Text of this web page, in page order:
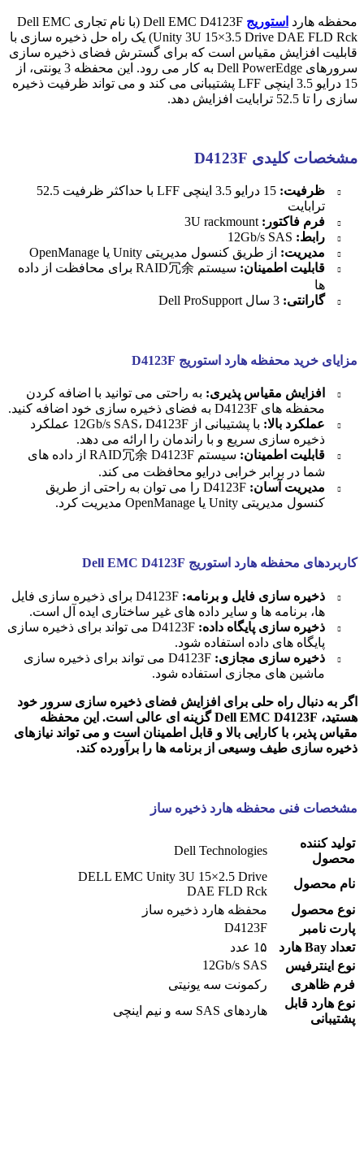
محفظه هارد استوریج
Dell EMC D4123F (با نام تجاری Dell EMC
Unity 3U 15×3.5 Drive DAE FLD Rck) یک راه حل ذخیره سازی با
قابلیت افزایش مقیاس است که برای گسترش فضای ذخیره سازی
سرورهای Dell PowerEdge به کار می رود. این محفظه 3 یونتی، از
15 درایو 3.5 اینچی LFF پشتیبانی می کند و می تواند ظرفیت ذخیره
سازی را تا 52.5 ترابایت افزایش دهد.
مشخصات کلیدی D4123F
ظرفیت:
15 درایو 3.5 اینچی LFF با حداکثر ظرفیت 52.5
ترابایت
فرم فاکتور:
رابط:
مدیریت: از طریق کنسول مدیریتی Unity یا OpenManage
قابلیت اطمینان:
سیستم RAID冗余 برای محافظت از داده
ها
گارانتی:
مزایای خرید محفظه هارد استوریج D4123F
افزایش مقیاس پذیری: به راحتی می توانید با اضافه کردن
محفظه های D4123F به فضای ذخیره سازی خود اضافه کنید.
عملکرد بالا:
با پشتیبانی از 12Gb/s SAS، D4123F عملکرد
ذخیره سازی سریع و با راندمان را ارائه می دهد.
قابلیت اطمینان:
سیستم RAID冗余 D4123F از داده های
شما در برابر خرابی درایو محافظت می کند.
مدیریت آسان:
D4123F را می توان به راحتی از طریق
کنسول مدیریتی Unity یا OpenManage مدیریت کرد.
کاربردهای محفظه هارد استوریج Dell EMC D4123F
ذخیره سازی فایل و برنامه:
D4123F برای ذخیره سازی فایل
ها، برنامه ها و سایر داده های غیر ساختاری ایده آل است.
ذخیره سازی پایگاه داده:
D4123F می تواند برای ذخیره سازی
پایگاه های داده استفاده شود.
ذخیره سازی مجازی:
D4123F می تواند برای ذخیره سازی
ماشین های مجازی استفاده شود.
اگر به دنبال راه حلی برای افزایش فضای ذخیره سازی سرور خود
هستید، Dell EMC D4123F گزینه ای عالی است. این محفظه
مقیاس پذیر، با کارایی بالا و قابل اطمینان است و می تواند نیازهای
ذخیره سازی طیف وسیعی از برنامه ها را برآورده کند.
مشخصات فنی محفظه هارد ذخیره ساز
تولید کننده
محصول
Dell Technologies
نام محصول
DELL EMC Unity 3U 15×2.5 Drive
DAE FLD Rck
نوع محصول
محفظه هارد ذخیره ساز
پارت نامبر
D4123F
تعداد Bay هارد
1۵ عدد
نوع اینترفیس
12Gb/s SAS
فرم ظاهری
رکمونت سه یونیتی
نوع هارد قابل
پشتیبانی
هاردهای SAS سه و نیم اینچی